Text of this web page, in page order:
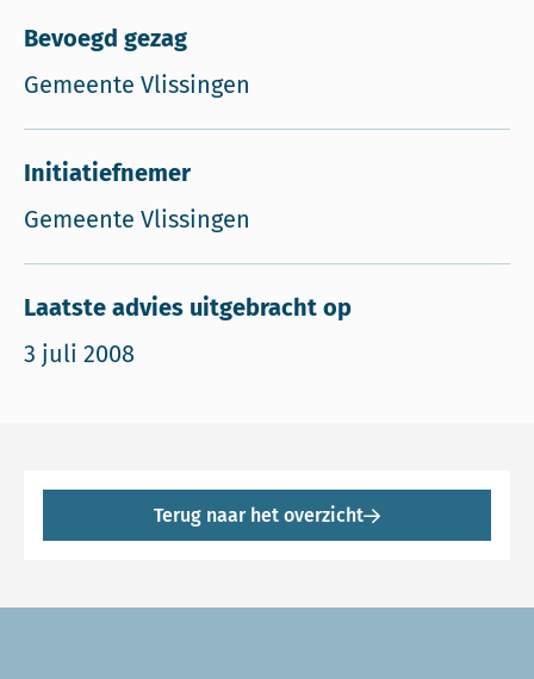
Bevoegd gezag
Gemeente Vlissingen
Initiatiefnemer
Gemeente Vlissingen
Laatste advies uitgebracht op
3 juli 2008
Terug naar het overzicht